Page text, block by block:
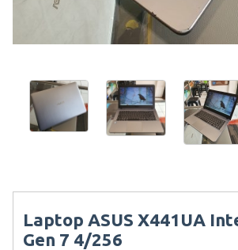
Laptop ASUS X441UA
Gen 7 4/256